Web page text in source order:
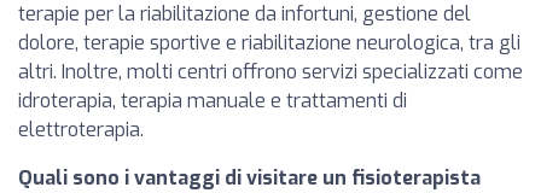
terapie per la riabilitazione da infortuni, gestione del
dolore, terapie sportive e riabilitazione neurologica, tra gli
altri. Inoltre, molti centri offrono servizi specializzati come
idroterapia, terapia manuale e trattamenti di
elettroterapia.
Quali sono i vantaggi di visitare un fisioterapista